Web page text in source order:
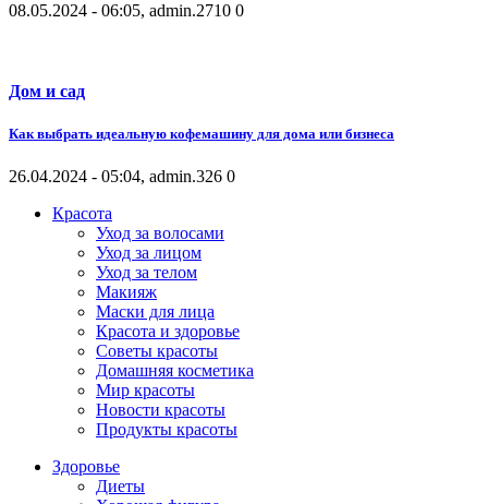
08.05.2024 - 06:05, admin.2710 0
Дом и сад
Как выбрать идеальную кофемашину для дома или бизнеса
26.04.2024 - 05:04, admin.326 0
Красота
Уход за волосами
Уход за лицом
Уход за телом
Макияж
Маски для лица
Красота и здоровье
Советы красоты
Домашняя косметика
Мир красоты
Новости красоты
Продукты красоты
Здоровье
Диеты